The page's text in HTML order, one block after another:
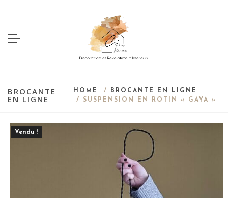
BROCANTE
EN LIGNE
HOME /
BROCANTE EN LIGNE
/ SUSPENSION EN ROTIN « GAYA »
Save
Vendu !